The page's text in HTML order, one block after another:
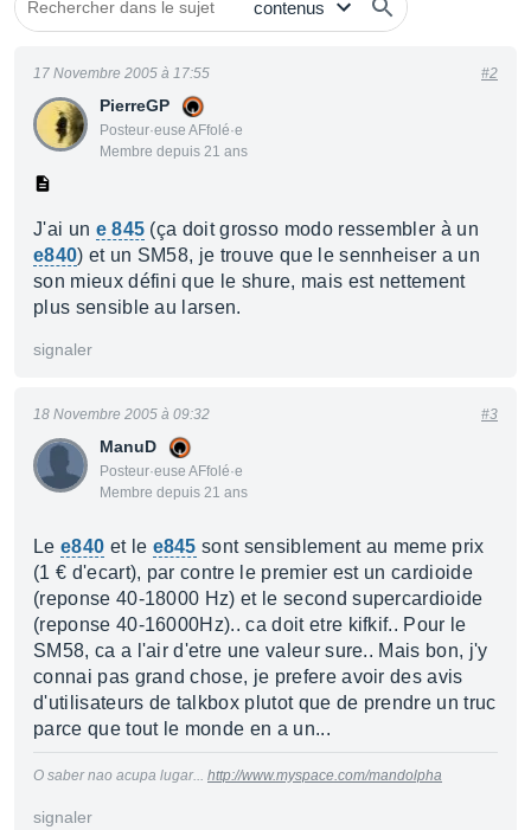
PierreGP
Posteur·euse AFfolé·e
Membre depuis 21 ans
17 Novembre 2005 à 17:55 #2
J'ai un e 845 (ça doit grosso modo ressembler à un
e840) et un SM58, je trouve que le sennheiser a un
son mieux défini que le shure, mais est nettement
plus sensible au larsen.
signaler
ManuD
Posteur·euse AFfolé·e
Membre depuis 21 ans
18 Novembre 2005 à 09:32 #3
Le e840 et le e845 sont sensiblement au meme prix
(1 € d'ecart), par contre le premier est un cardioide
(reponse 40-18000 Hz) et le second supercardioide
(reponse 40-16000Hz).. ca doit etre kifkif.. Pour le
SM58, ca a l'air d'etre une valeur sure.. Mais bon, j'y
connai pas grand chose, je prefere avoir des avis
d'utilisateurs de talkbox plutot que de prendre un truc
parce que tout le monde en a un...
O saber nao acupa lugar... http://www.myspace.com/mandolpha
signaler